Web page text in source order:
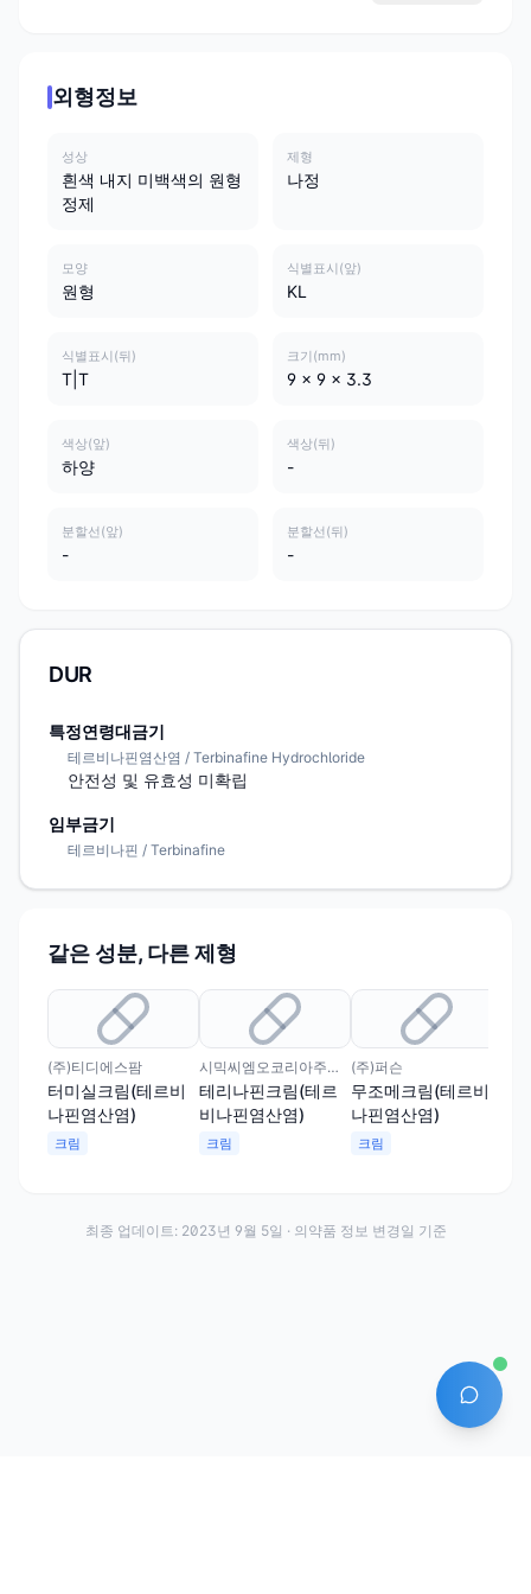
외형정보
성상
흰색 내지 미백색의 원형
정제
제형
나정
모양
원형
식별표시(앞)
KL
식별표시(뒤)
T|T
크기(mm)
9 x 9 x 3.3
색상(앞)
하양
색상(뒤)
-
분할선(앞)
-
분할선(뒤)
-
DUR
특정연령대금기
테르비나핀염산염 / Terbinafine Hydrochloride
안전성 및 유효성 미확립
임부금기
테르비나핀 / Terbinafine
같은 성분, 다른 제형
(주)티디에스팜
터미실크림(테르비
나핀염산염)
크림
시믹씨엠오코리아주식회사
테리나핀크림(테르
비나핀염산염)
크림
(주)퍼슨
무조메크림(테르비
나핀염산염)
크림
AI 에이
최종 업데이트: 2023년 9월 5일 · 의약품 정보 변경일 기준